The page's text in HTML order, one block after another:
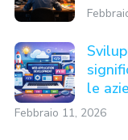
le
Febbraio 11, 2026